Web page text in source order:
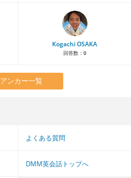
Kogachi OSAKA
回答数： 0
アンカー一覧
よくある質問
DMM英会話トップへ